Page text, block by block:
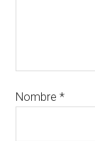
Nombre*